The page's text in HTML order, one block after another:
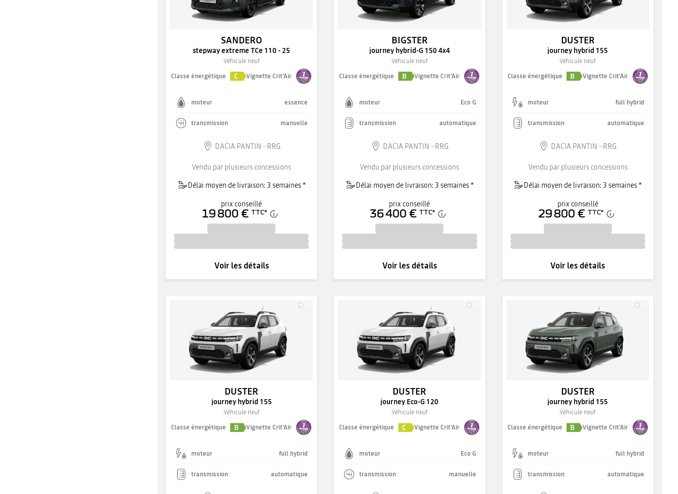
SANDERO
stepway extreme TCe 110 - 25
Véhicule neuf
Classe énergétique
C Vignette Crit'Air
moteur essence
transmission manuelle
DACIA PANTIN - RRG
Vendu par plusieurs concessions
Délai moyen de livraison: 3 semaines *
prix conseillé
19 800 € TTC*
Voir les détails
BIGSTER
journey hybrid-G 150 4x4
Véhicule neuf
Classe énergétique
B Vignette Crit'Air
moteur Eco G
transmission automatique
DACIA PANTIN - RRG
Vendu par plusieurs concessions
Délai moyen de livraison: 3 semaines *
prix conseillé
36 400 € TTC*
Voir les détails
DUSTER
journey hybrid 155
Véhicule neuf
Classe énergétique
B Vignette Crit'Air
moteur full hybrid
transmission automatique
DACIA PANTIN - RRG
Vendu par plusieurs concessions
Délai moyen de livraison: 3 semaines *
prix conseillé
29 800 € TTC*
Voir les détails
DUSTER
journey hybrid 155
Véhicule neuf
Classe énergétique
B Vignette Crit'Air
moteur full hybrid
transmission automatique
DUSTER
journey Eco-G 120
Véhicule neuf
Classe énergétique
C Vignette Crit'Air
moteur Eco G
transmission manuelle
DUSTER
journey hybrid 155
Véhicule neuf
Classe énergétique
B Vignette Crit'Air
moteur full hybrid
transmission automatique